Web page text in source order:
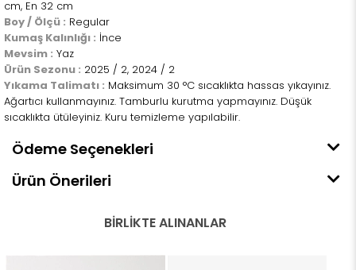
cm, En 32 cm
Boy / Ölçü : Regular
Kumaş Kalınlığı : İnce
Mevsim : Yaz
Ürün Sezonu : 2025 / 2, 2024 / 2
Yıkama Talimatı : Maksimum 30 °C sıcaklıkta hassas yıkayınız.
Ağartıcı kullanmayınız. Tamburlu kurutma yapmayınız. Düşük
sıcaklıkta ütüleyiniz. Kuru temizleme yapılabilir.
Ödeme Seçenekleri
Ürün Önerileri